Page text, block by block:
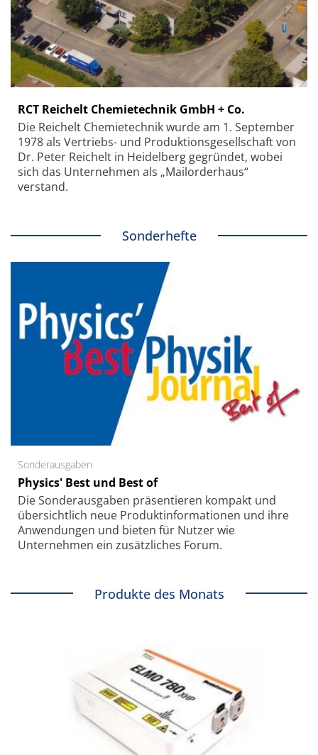
RCT Reichelt Chemietechnik GmbH + Co.
Die Reichelt Chemietechnik wurde am 1. September
1978 als Vertriebs- und Produktionsgesellschaft von
Dr. Peter Reichelt in Heidelberg gegründet, wobei
sich das Unternehmen als „Mailorderhaus“
verstand.
Sonderhefte
Sonderausgaben
Physics' Best und Best of
Die Sonder­ausgaben präsentieren kompakt und
übersichtlich neue Produkt­informationen und ihre
Anwendungen und bieten für Nutzer wie
Unternehmen ein zusätzliches Forum.
Produkte des Monats